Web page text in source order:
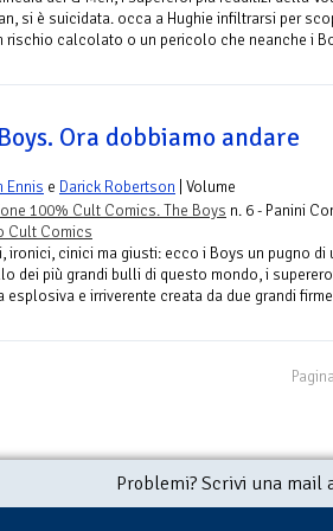
si è suicidata. occa a Hughie infiltrarsi per
rischio calcolato o un pericolo che neanche i
Ora dobbiamo andare
Ennis e Darick Robertson | Volume
100% Cult Comics. The Boys n. 6 - Panini
Cult Comics
ironici, cinici ma giusti: ecco i Boys un pugno di
dei più grandi bulli di questo mondo, i
esplosiva e irriverente creata da due grandi
Problemi? Scrivi una mail